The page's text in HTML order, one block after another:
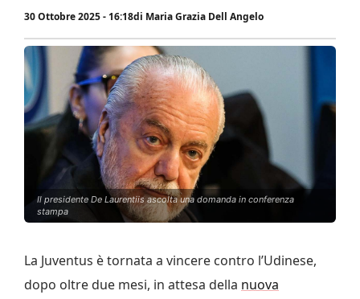
30 Ottobre 2025 - 16:18di Maria Grazia Dell Angelo
Il presidente De Laurentiis ascolta una domanda in conferenza
stampa
La Juventus è tornata a vincere contro l’Udinese,
dopo oltre due mesi, in attesa della nuova